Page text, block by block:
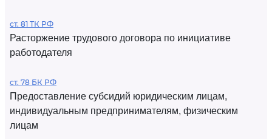
ст. 81 ТК РФ
Расторжение трудового договора по инициативе
работодателя
ст. 78 БК РФ
Предоставление субсидий юридическим лицам,
индивидуальным предпринимателям, физическим
лицам